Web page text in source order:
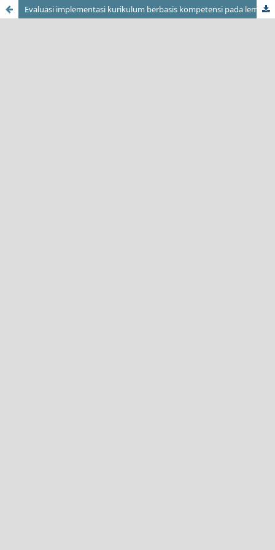
Evaluasi implementasi kurikulum berbasis kompetensi pada lembaga kursus dan pelatihan (LKP) program otomotif DIY